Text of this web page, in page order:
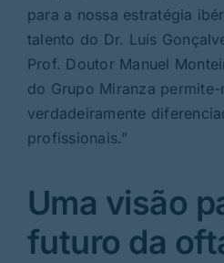
para a nossa estratégia
talento do Dr. Luís
Prof. Doutor Manuel
do Grupo Miranza
verdadeiramente
profissionais.”
Uma visão
futuro da